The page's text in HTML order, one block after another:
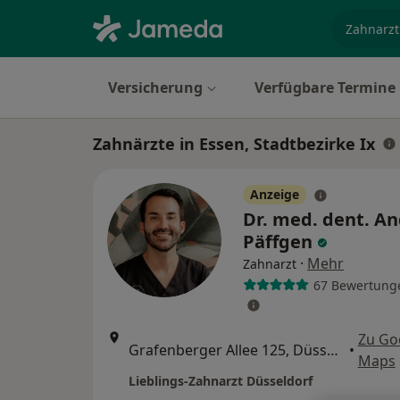
Versicherung Verfügbare Termine
Zahnärzte in Essen, Stadtbezirke Ix
Anzeige
Dr. med. dent.
Päffgen
Zahnarzt · Mehr
67
Grafenberger Allee 125, Düsseldorf •
Zu
Maps
Lieblings-Zahnarzt Düsseldorf